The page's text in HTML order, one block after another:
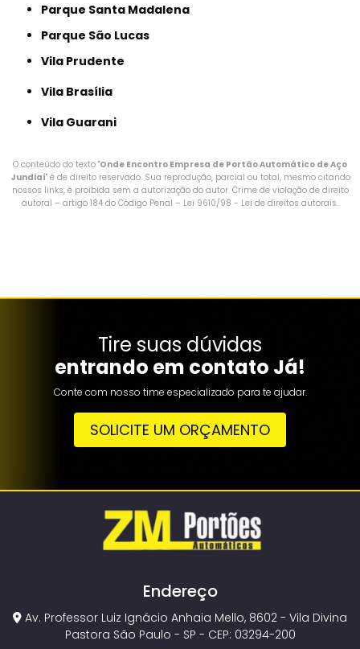
Parque Santa Madalena
Parque São Lucas
Vila Prudente
Vila Brasília
Vila Guarani
O conteúdo do texto "Onde Encontro Empresa de Portão Automático de Aço
Jundiaí" é de direito reservado. Sua reprodução, parcial ou total, mesmo citando
nossos links, é proibida sem a autorização do autor. Crime de violação de direito
autoral – artigo 184 do Código Penal – Lei 9610/98 - Lei de direitos autorais.
Tire suas dúvidas
entrando em contato Já!
Conte com nosso time especializado para te ajudar.
SOLICITE UM ORÇAMENTO
Endereço
Av. Professor Luiz Ignácio Anhaia Mello, 8602 - Vila Divina
Pastora São Paulo - SP - CEP: 03294-200